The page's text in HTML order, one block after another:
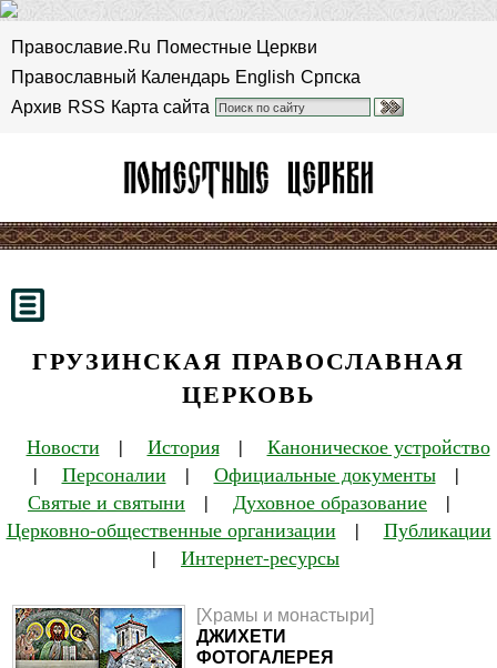
Православие.Ru Поместные Церкви
Православный Календарь English Српска
Архив RSS Карта сайта
ГРУЗИНСКАЯ ПРАВОСЛАВНАЯ
ЦЕРКОВЬ
Новости | История| Каноническое устройство
| Персоналии | Официальные документы|
Святые и святыни | Духовное образование |
Церковно-общественные организации | Публикации
| Интернет-ресурсы
[Храмы и монастыри]
ДЖИХЕТИ
ФОТОГАЛЕРЕЯ